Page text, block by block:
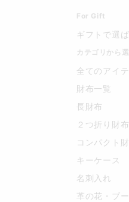
For Gift
ギフトで選
カテゴリから
全てのアイ
財布一覧
長財布
２つ折り財布
コンパクト
キーケース
名刺入れ
革の花・ブ